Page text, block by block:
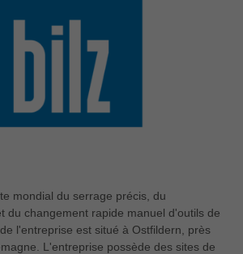
mondial du serrage précis, du
du changement rapide manuel d'outils de
l'entreprise est situé à Ostfildern, près
L'entreprise possède des sites de